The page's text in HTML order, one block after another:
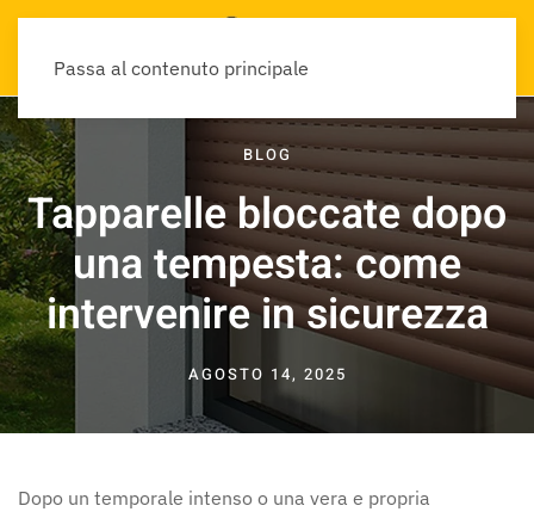
Passa al contenuto principale
BLOG
Tapparelle bloccate dopo
una tempesta: come
intervenire in sicurezza
AGOSTO 14, 2025
Dopo un temporale intenso o una vera e propria